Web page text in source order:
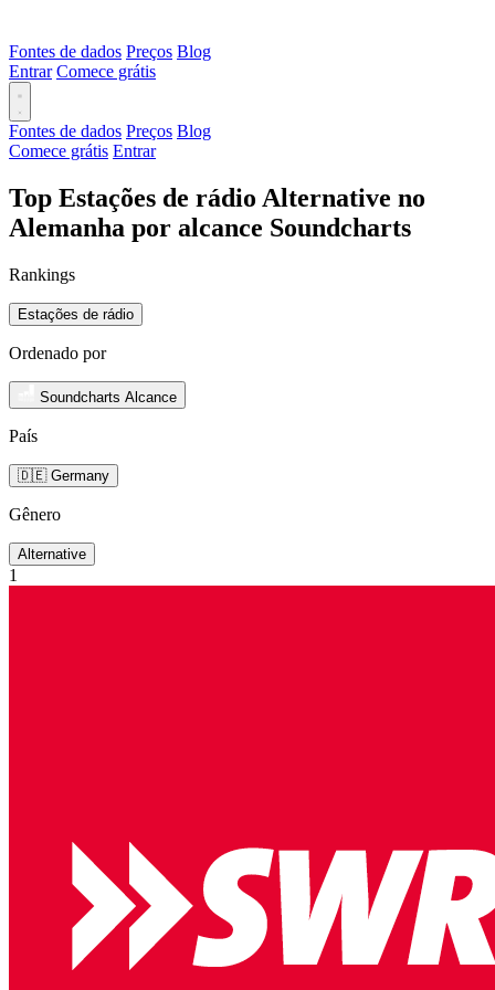
Fontes de dados Preços Blog
Entrar Comece grátis
Fontes de dados Preços Blog
Comece grátis Entrar
Top Estações de rádio Alternative no
Alemanha por alcance Soundcharts
Rankings
Estações de rádio
Ordenado por
Soundcharts Alcance
País
🇩🇪 Germany
Gênero
Alternative
1